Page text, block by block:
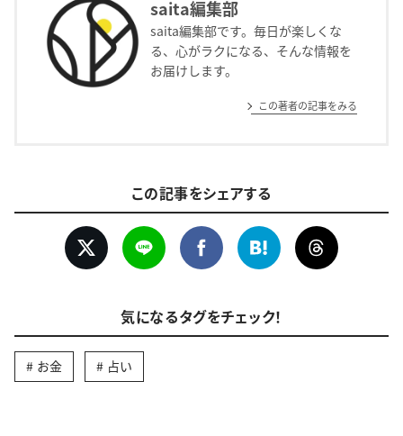
saita編集部
saita編集部です。毎日が楽しくな
る、心がラクになる、そんな情報を
お届けします。
この著者の記事をみる
この記事をシェアする
気になるタグをチェック！
お金 占い